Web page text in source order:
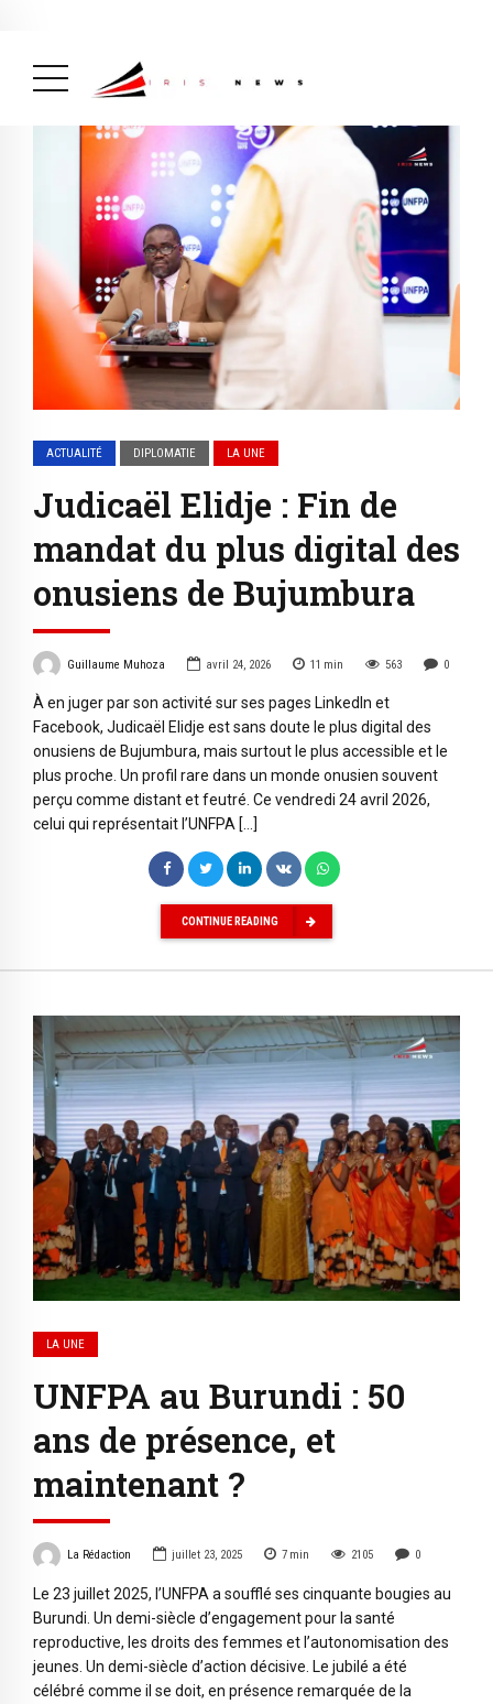
ACTUALITÉ DIPLOMATIE LA UNE
Judicaël Elidje : Fin de
mandat du plus digital des
onusiens de Bujumbura
Guillaume Muhoza avril 24, 2026 11 min 563 0
À en juger par son activité sur ses pages LinkedIn et
Facebook, Judicaël Elidje est sans doute le plus digital des
onusiens de Bujumbura, mais surtout le plus accessible et le
plus proche. Un profil rare dans un monde onusien souvent
perçu comme distant et feutré. Ce vendredi 24 avril 2026,
celui qui représentait l’UNFPA […]
CONTINUE READING
LA UNE
UNFPA au Burundi : 50
ans de présence, et
maintenant ?
La Rédaction juillet 23, 2025 7 min 2105 0
Le 23 juillet 2025, l’UNFPA a soufflé ses cinquante bougies au
Burundi. Un demi-siècle d’engagement pour la santé
reproductive, les droits des femmes et l’autonomisation des
jeunes. Un demi-siècle d’action décisive. Le jubilé a été
célébré comme il se doit, en présence remarquée de la